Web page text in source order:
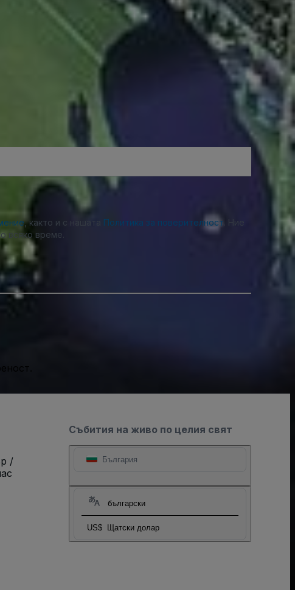
, както и с нашата Политика за поверителност . Ние
всяко време.
Събития на живо по целия свят
България
български
US$ Щатски долар
/